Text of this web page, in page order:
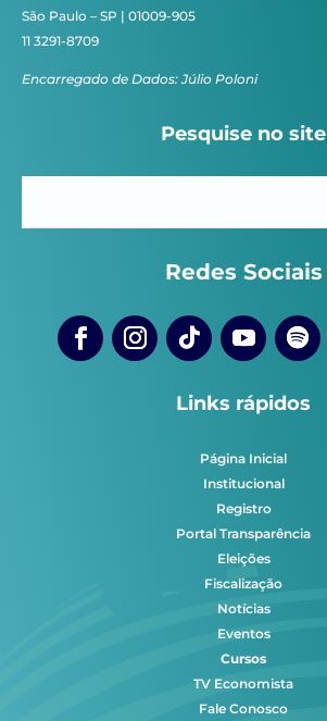
São Paulo – SP | 01009-905
11 3291-8709
Encarregado de Dados: Júlio Poloni
Pesquise no site
Redes Sociais
Links rápidos
Página Inicial
Institucional
Registro
Portal Transparência
Eleições
Fiscalização
Notícias
Eventos
Cursos
TV Economista
Fale Conosco